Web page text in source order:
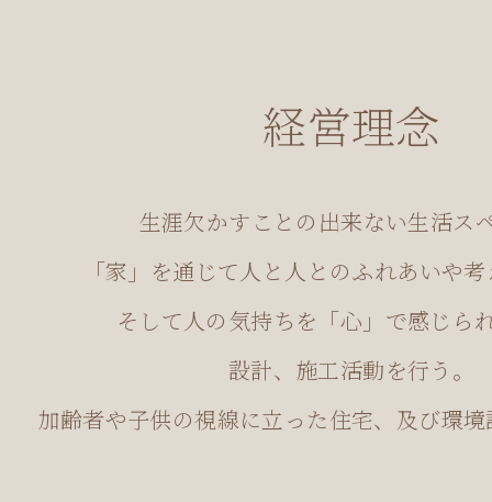
経営理念
生涯欠かすことの出来ない生活ス
「家」を通じて人と人とのふれあいや
そして人の気持ちを「心」で感じら
設計、施工活動を行う。
加齢者や子供の視線に立った住宅、及び環